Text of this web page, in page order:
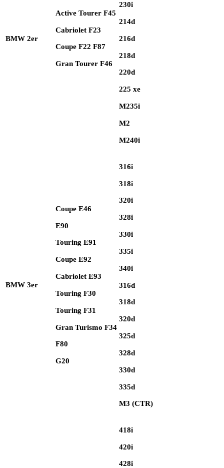
BMW 2er
Active Tourer F45
Cabriolet F23
Coupe F22 F87
Gran Tourer F46
230i
214d
216d
218d
220d
225 xe
M235i
M2
M240i
BMW 3er
Coupe E46
E90
Touring E91
Coupe E92
Cabriolet E93
Touring F30
Touring F31
Gran Turismo F34
F80
G20
316i
318i
320i
328i
330i
335i
340i
316d
318d
320d
325d
328d
330d
335d
M3 (CTR)
418i
420i
428i